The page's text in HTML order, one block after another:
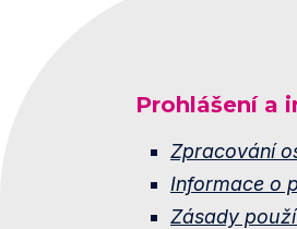
Prohlášení a
Zpracování
Informace o
Zásady